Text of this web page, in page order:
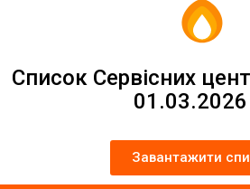
Список Сервісних
01.03.2026
Завантажити